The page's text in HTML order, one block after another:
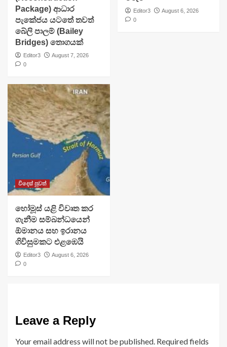
Package) ආධාර
පැකේජය යටතේ තවත්
බේලි පාලම් (Bailey
Bridges) තොගයක්
Editor3
August 7, 2026
0
Editor3
August 6, 2026
0
විදෙස් පුවත්
හෝමූස් යළි විවෘත කර
ගැනීම සම්බන්ධයෙන්
ඕමානය සහ ඉරානය
ගිවිසුමකට එළඹෙයි
Editor3
August 6, 2026
0
Leave a Reply
Your email address will not be published. Required fields